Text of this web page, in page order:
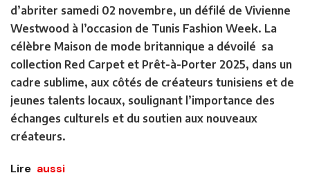
d’abriter samedi 02 novembre, un défilé de Vivienne
Westwood à l’occasion de Tunis Fashion Week. La
célèbre Maison de mode britannique a dévoilé sa
collection Red Carpet et Prêt-à-Porter 2025, dans un
cadre sublime, aux côtés de créateurs tunisiens et de
jeunes talents locaux, soulignant l’importance des
échanges culturels et du soutien aux nouveaux
créateurs.
Lire aussi